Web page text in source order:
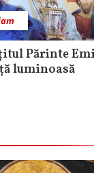
Părinte
luminoasă